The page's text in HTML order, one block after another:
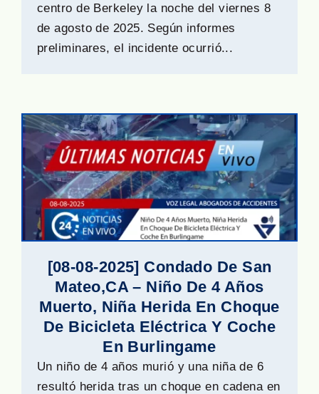
centro de Berkeley la noche del viernes 8
de agosto de 2025. Según informes
preliminares, el incidente ocurrió...
[08-08-2025] Condado De San
Mateo,CA – Niño De 4 Años
Muerto, Niña Herida En Choque
De Bicicleta Eléctrica Y Coche
En Burlingame
Un niño de 4 años murió y una niña de 6
resultó herida tras un choque en cadena en